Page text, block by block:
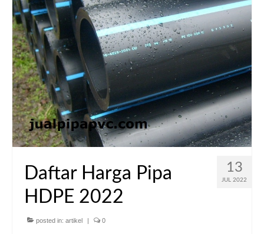
13
JUL 2022
Daftar Harga Pipa
HDPE 2022
posted in: artikel | 0